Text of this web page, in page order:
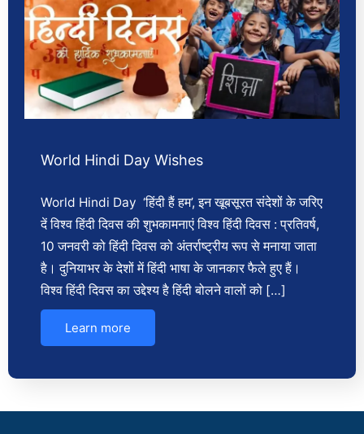
World Hindi Day Wishes
World Hindi Day ‘हिंदी हैं हम’, इन खूबसूरत संदेशों के जरिए
दें विश्व हिंदी दिवस की शुभकामनाएं विश्व हिंदी दिवस : प्रतिवर्ष,
10 जनवरी को हिंदी दिवस को अंतर्राष्ट्रीय रूप से मनाया जाता
है। दुनियाभर के देशों में हिंदी भाषा के जानकार फैले हुए हैं।
विश्व हिंदी दिवस का उद्देश्य है हिंदी बोलने वालों को […]
Learn more